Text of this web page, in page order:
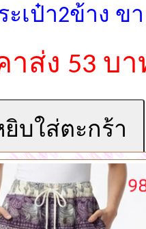
เป๋า2ข้าง ข
าส่ง 53 บา